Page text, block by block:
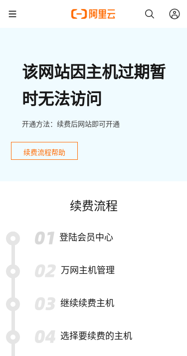
该网站因主机过期暂
时无法访问
开通方法：续费后网站即可开通
续费流程帮助
续费流程
登陆会员中心
万网主机管理
继续续费主机
选择要续费的主机